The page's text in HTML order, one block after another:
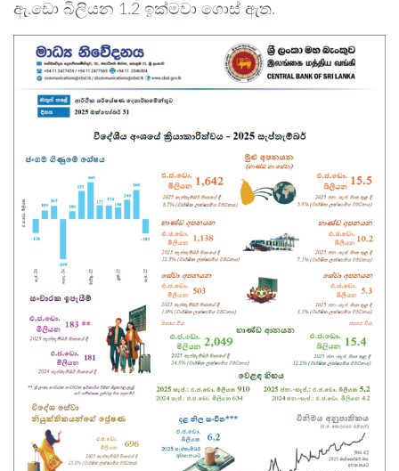
ඇ.ඩො බිලියන 1.2 ඉක්මවා ගොස් ඇත.